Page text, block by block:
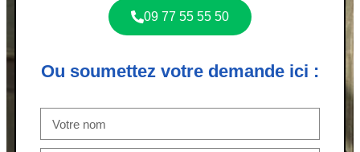
09 77 55 55 50
Ou soumettez votre demande ici :